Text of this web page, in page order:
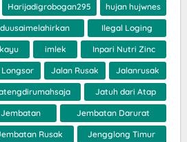
Harijadigrobogan295 hujan hujwnes
Ilegal Loging
imlek Inpari Nutri Zinc
Jalan Rusak Jalanrusak
Jatuh dari Atap
Jembatan Jembatan Darurat
Rusak Jengglong Timur